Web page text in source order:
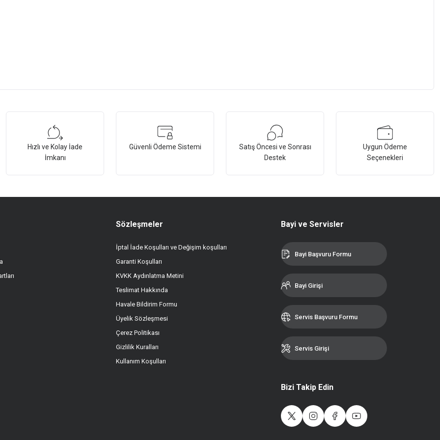
Gönder
Hızlı ve Kolay İade
İmkanı
Güvenli Ödeme Sistemi
Satış Öncesi ve Sonrası
Destek
Uygun Ödeme
Seçenekleri
Sözleşmeler
İptal İade Koşulları ve Değişim koşulları
Garanti Koşulları
KVKK Aydınlatma Metini
Teslimat Hakkında
Havale Bildirim Formu
Üyelik Sözleşmesi
Çerez Politikası
Gizlilik Kuralları
Kullanım Koşulları
Bayi ve Servisler
Bayi Başvuru Formu
Bayi Girişi
Servis Başvuru Formu
Servis Girişi
Bizi Takip Edin